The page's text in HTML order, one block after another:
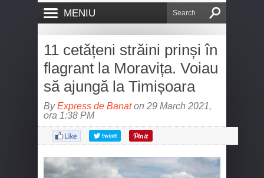
MENIU
11 cetățeni străini prinși în
flagrant la Moravița. Voiau
să ajungă la Timișoara
ByExpress de Banaton 29 March 2021,
ora 1:38 PM